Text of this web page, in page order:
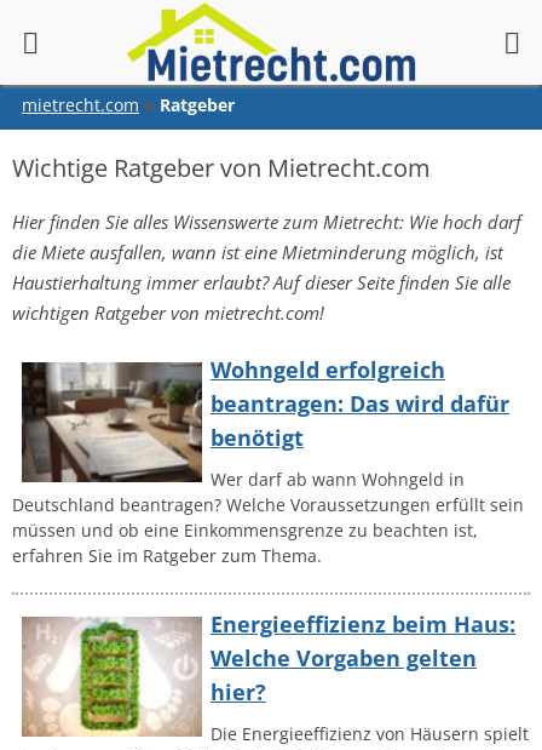
mietrecht.com Ratgeber
Wichtige Ratgeber von Mietrecht.com
Hier finden Sie alles Wissenswerte zum Mietrecht: Wie hoch darf
die Miete ausfallen, wann ist eine Mietminderung möglich, ist
Haustierhaltung immer erlaubt? Auf dieser Seite finden Sie alle
wichtigen Ratgeber von mietrecht.com!
Wohngeld erfolgreich
beantragen: Das wird dafür
benötigt
Wer darf ab wann Wohngeld in
Deutschland beantragen? Welche Voraussetzungen erfüllt sein
müssen und ob eine Einkommensgrenze zu beachten ist,
erfahren Sie im Ratgeber zum Thema.
Energieeffizienz beim Haus:
Welche Vorgaben gelten
hier?
Die Energieeffizienz von Häusern spielt